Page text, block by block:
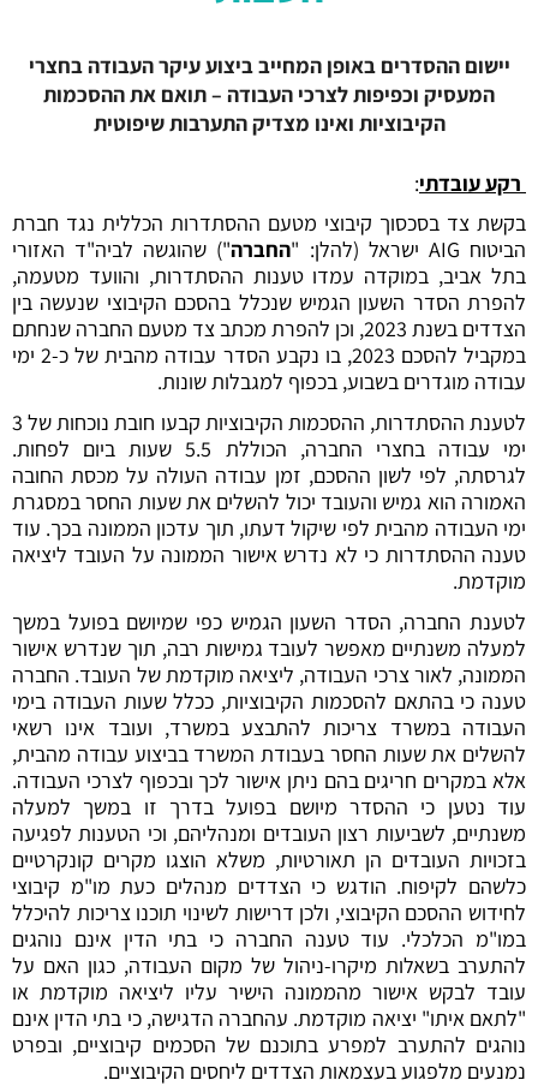
יישום ההסדרים באופן המחייב ביצוע עיקר העבודה בחצרי
המעסיק וכפיפות לצרכי העבודה – תואם את ההסכמות
הקיבוציות ואינו מצדיק התערבות שיפוטית
רקע עובדתי:
בקשת צד בסכסוך קיבוצי מטעם ההסתדרות הכללית נגד חברת
הביטוח AIG ישראל (להלן: "
החברה") שהוגשה לביה"ד האזורי
בתל אביב, במוקדה עמדו טענות ההסתדרות, והוועד מטעמה,
להפרת הסדר השעון הגמיש שנכלל בהסכם הקיבוצי שנעשה בין
הצדדים בשנת 2023, וכן להפרת מכתב צד מטעם החברה שנחתם
במקביל להסכם 2023, בו נקבע הסדר עבודה מהבית של כ-2 ימי
עבודה מוגדרים בשבוע, בכפוף למגבלות שונות.
לטענת ההסתדרות, ההסכמות הקיבוציות קבעו חובת נוכחות של 3
ימי עבודה בחצרי החברה, הכוללת 5.5 שעות ביום לפחות.
לגרסתה, לפי לשון ההסכם, זמן עבודה העולה על מכסת החובה
האמורה הוא גמיש והעובד יכול להשלים את שעות החסר במסגרת
ימי העבודה מהבית לפי שיקול דעתו, תוך עדכון הממונה בכך. עוד
טענה ההסתדרות כי לא נדרש אישור הממונה על העובד ליציאה
מוקדמת.
לטענת החברה, הסדר השעון הגמיש כפי שמיושם בפועל במשך
למעלה משנתיים מאפשר לעובד גמישות רבה, תוך שנדרש אישור
הממונה, לאור צרכי העבודה, ליציאה מוקדמת של העובד. החברה
טענה כי בהתאם להסכמות הקיבוציות, ככלל שעות העבודה בימי
העבודה במשרד צריכות להתבצע במשרד, ועובד אינו רשאי
להשלים את שעות החסר בעבודת המשרד בביצוע עבודה מהבית,
אלא במקרים חריגים בהם ניתן אישור לכך ובכפוף לצרכי העבודה.
עוד נטען כי ההסדר מיושם בפועל בדרך זו במשך למעלה
משנתיים, לשביעות רצון העובדים ומנהליהם, וכי הטענות לפגיעה
בזכויות העובדים הן תאורטיות, משלא הוצגו מקרים קונקרטיים
כלשהם לקיפוח. הודגש כי הצדדים מנהלים כעת מו"מ קיבוצי
לחידוש ההסכם הקיבוצי, ולכן דרישות לשינוי תוכנו צריכות להיכלל
במו"מ הכלכלי. עוד טענה החברה כי בתי הדין אינם נוהגים
להתערב בשאלות מיקרו-ניהול של מקום העבודה, כגון האם על
עובד לבקש אישור מהממונה הישיר עליו ליציאה מוקדמת או
"לתאם איתו" יציאה מוקדמת. עהחברה הדגישה, כי בתי הדין אינם
נוהגים להתערב למפרע בתוכנם של הסכמים קיבוציים, ובפרט
נמנעים מלפגוע בעצמאות הצדדים ליחסים הקיבוציים.